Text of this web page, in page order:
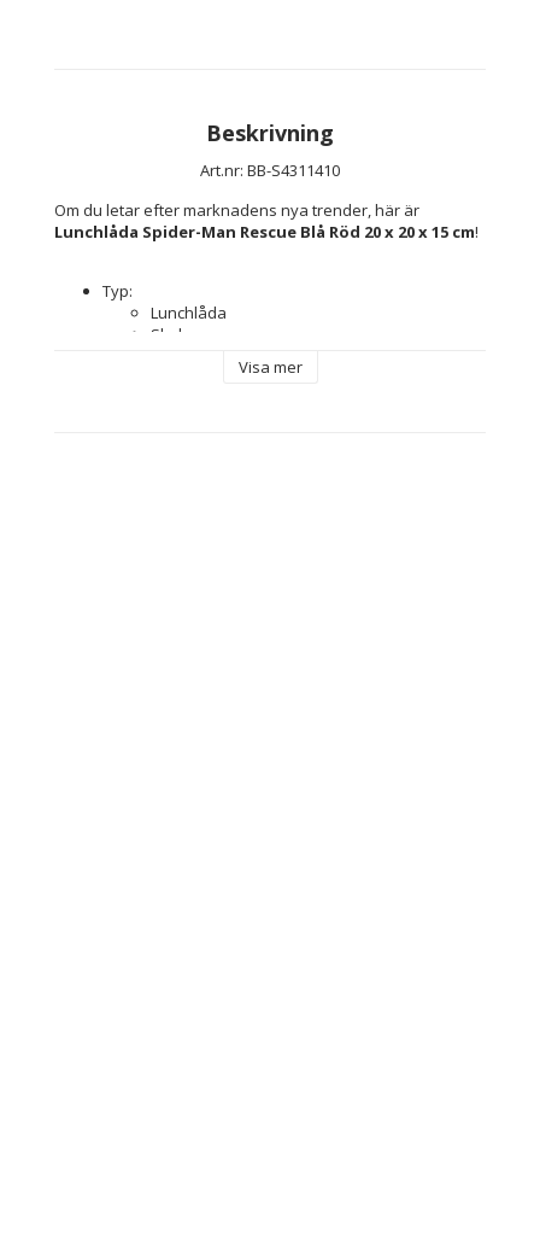
Beskrivning
Art.nr: BB-S4311410
Lunchlåda Spider-Man Rescue Blå Röd 20 x 20 x 15 cm!
Typ:
Lunchlåda
Skola
Visa mer